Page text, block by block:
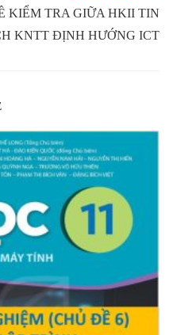
KIỂM TRA GIỮA HKII TIN
KNTT ĐỊNH HƯỚNG ICT